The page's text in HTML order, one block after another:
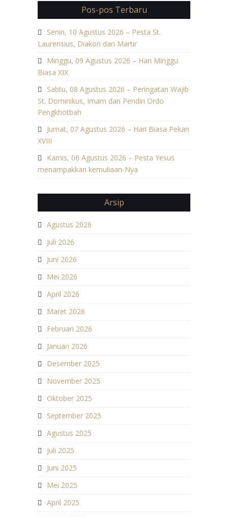
Pos-pos Terbaru
Senin, 10 Agustus 2026 – Pesta St.
Laurensius, Diakon dan Martir
Minggu, 09 Agustus 2026 – Hari Minggu
Biasa XIX
Sabtu, 08 Agustus 2026 – Peringatan Wajib
St. Dominikus, Imam dan Pendiri Ordo
Pengkhotbah
Jumat, 07 Agustus 2026 – Hari Biasa Pekan
XVIII
Kamis, 06 Agustus 2026 – Pesta Yesus
menampakkan kemuliaan-Nya
Arsip
Agustus 2026
Juli 2026
Juni 2026
Mei 2026
April 2026
Maret 2026
Februari 2026
Januari 2026
Desember 2025
November 2025
Oktober 2025
September 2025
Agustus 2025
Juli 2025
Juni 2025
Mei 2025
April 2025